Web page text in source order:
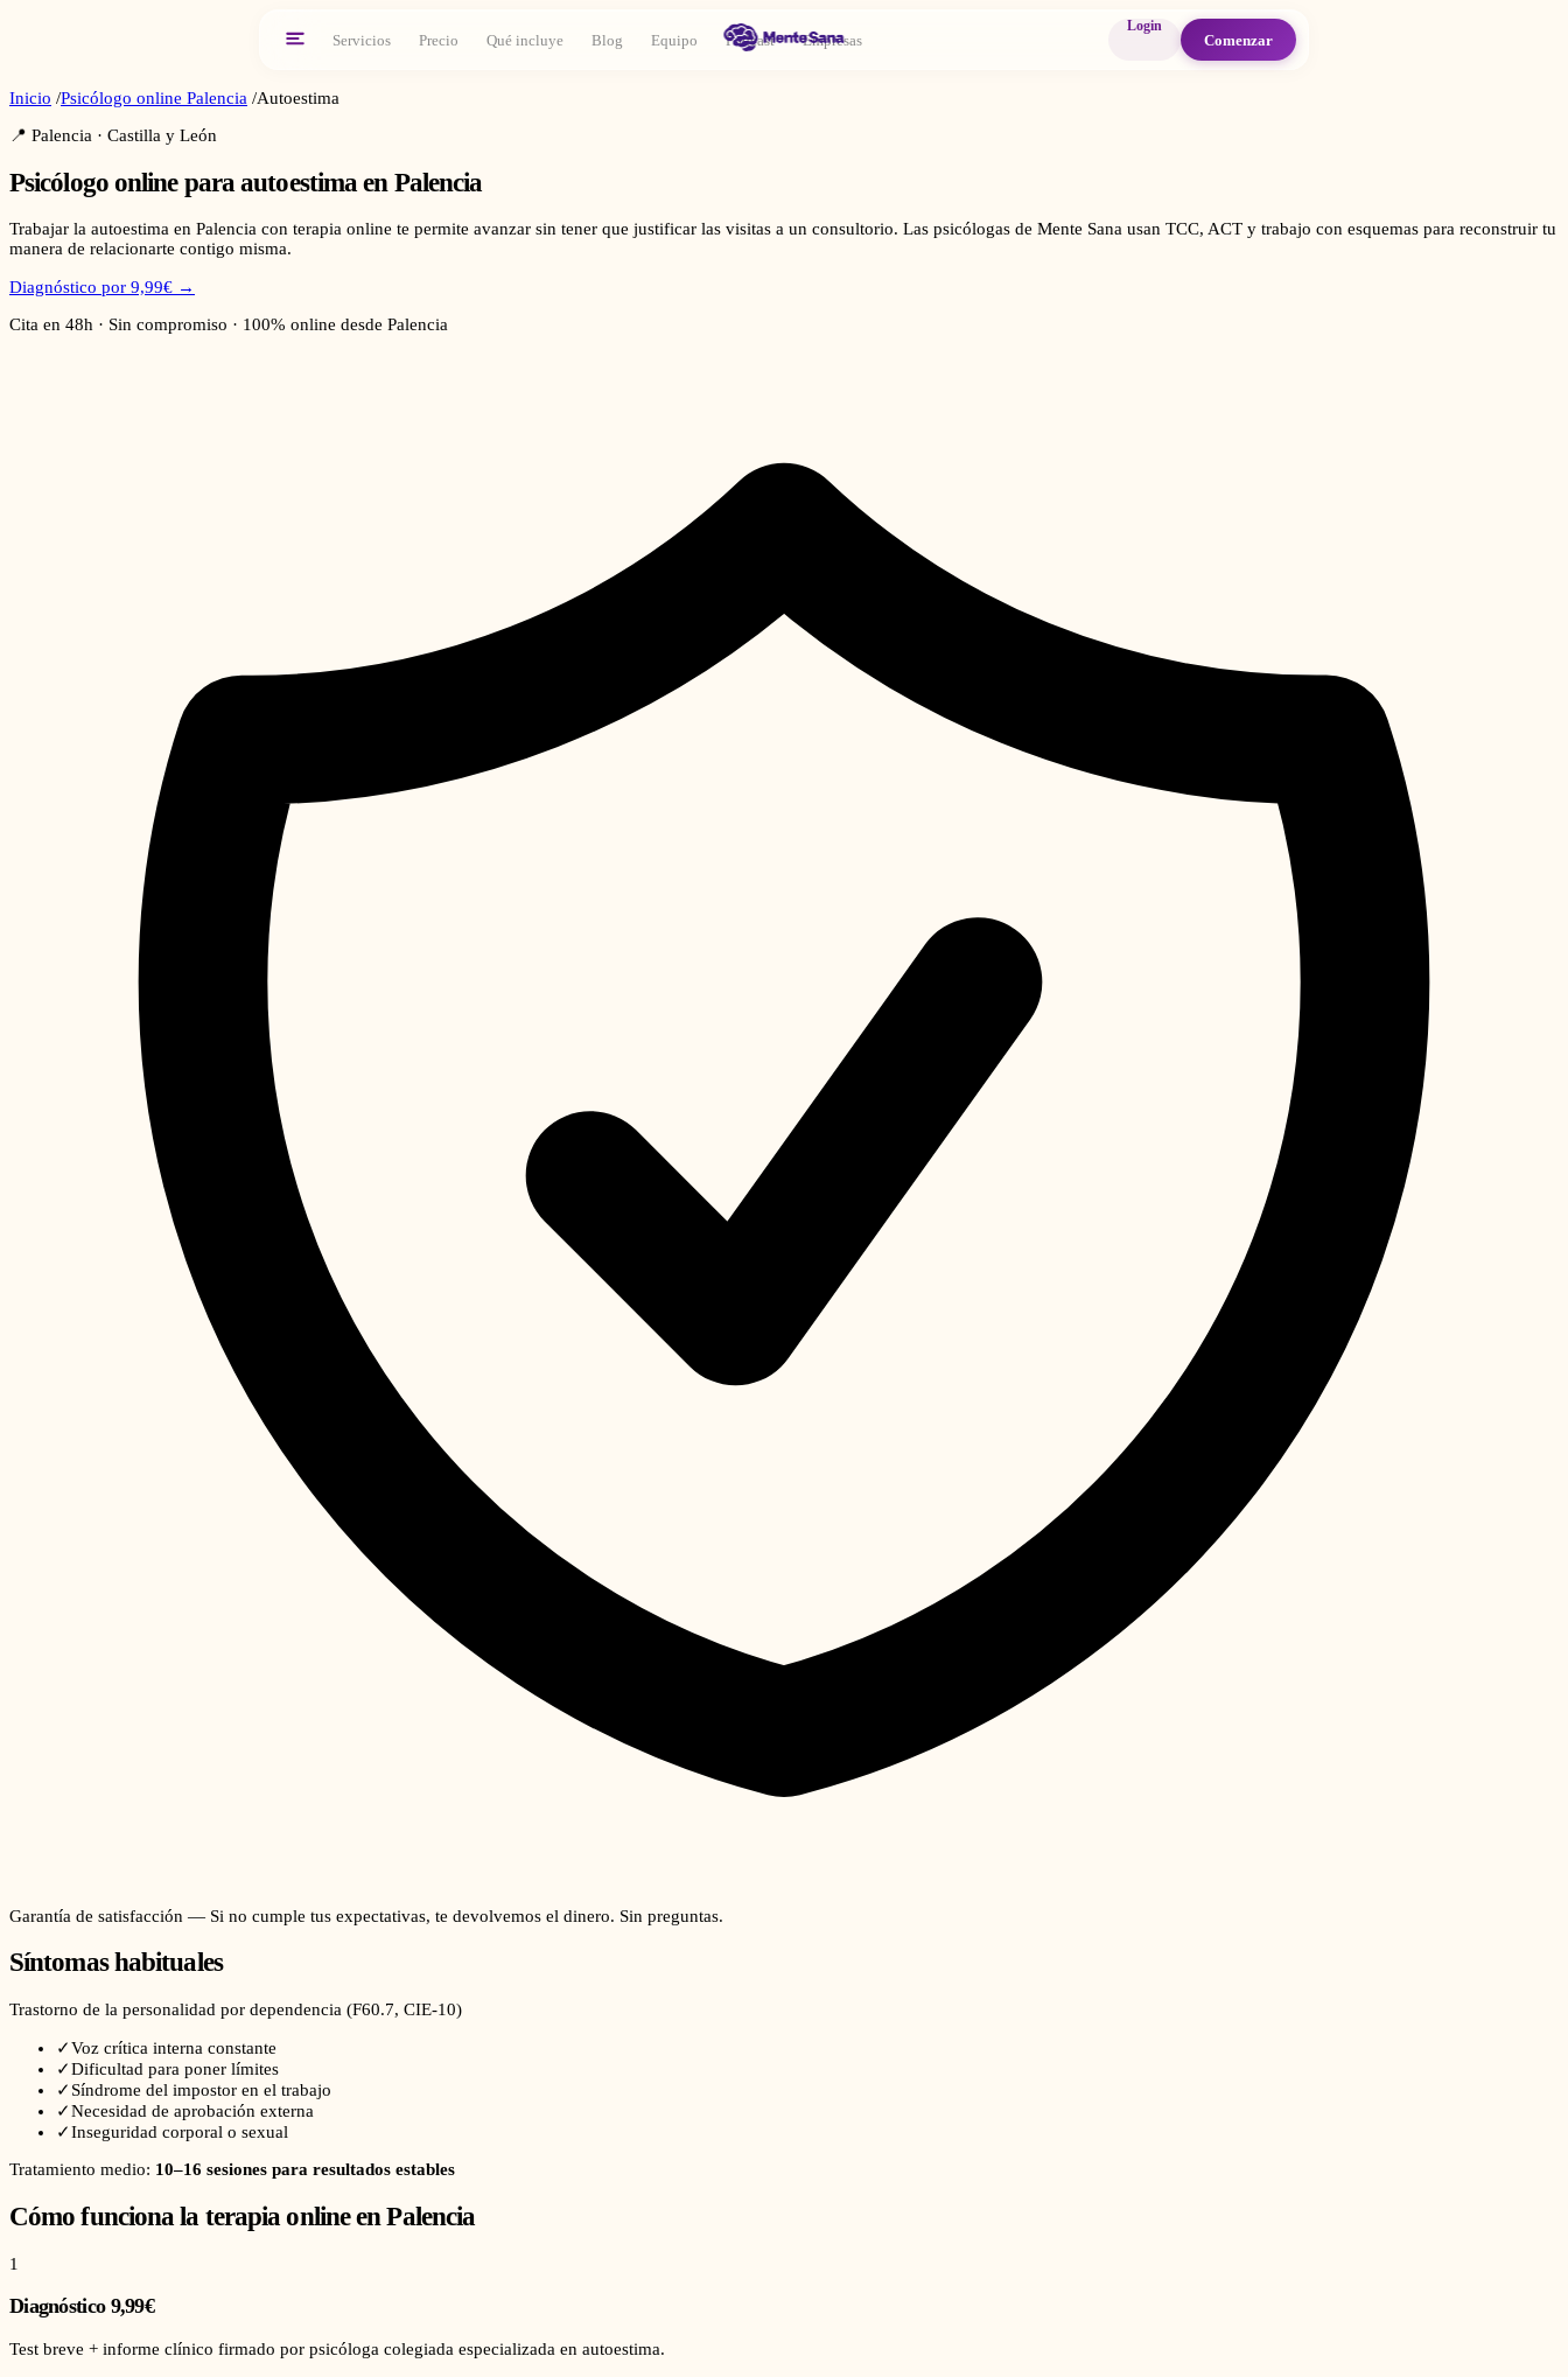
Servicios Precio Qué incluye Blog Equipo Podcast Empresas
Login
Comenzar
Inicio /Psicólogo online Palencia /Autoestima
📍 Palencia · Castilla y León
Psicólogo online paraautoestima en Palencia
Trabajar la autoestima en Palencia con terapia online te permite avanzar sin tener que justificar las visitas a un consultorio. Las psicólogas de Mente Sana usan TCC, ACT y trabajo con esquemas para reconstruir tu
manera de relacionarte contigo misma.
Diagnóstico por 9,99€ →
Cita en 48h · Sin compromiso · 100% online desde Palencia
Garantía de satisfacción — Si no cumple tus expectativas, te devolvemos el dinero. Sin preguntas.
Síntomas habituales
Trastorno de la personalidad por dependencia (F60.7, CIE-10)
✓Voz crítica interna constante
✓Dificultad para poner límites
✓ Síndrome del impostor en el trabajo
✓Necesidad de aprobación externa
✓Inseguridad corporal o sexual
Tratamiento medio: 10–16 sesiones para resultados estables
Cómo funciona la terapia online enPalencia
1
Diagnóstico 9,99€
Test breve + informe clínico firmado por psicóloga colegiada especializada en autoestima.